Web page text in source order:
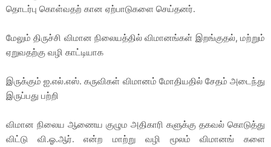
தொடர்பு கொள்வதற் கான ஏற்பாடுகளை செய்தனர்.
மேலும் திருச்சி விமான நிலையத்தில் விமானங்கள் இறங்குதல், மற்றும்
ஏறுவதற்கு வழி காட்டியாக
இருக்கும் ஐ.எல்.எஸ். கருவிகள் விமானம் மோதியதில் சேதம் அடைந்து
இருப்பது பற்றி
விமான நிலைய ஆணைய குழும அதிகாரி களுக்கு தகவல் கொடுத்து
விட்டு வி.ஓ.ஆர். என்ற மாற்று வழி மூலம் விமானங் களை